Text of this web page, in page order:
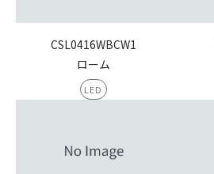
CSL0416WBCW1
ローム
LED